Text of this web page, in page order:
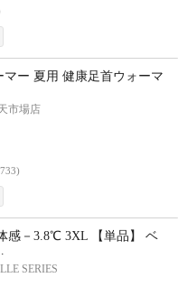
マー 夏用 健康足首ウォーマ
市場店
感－3.8℃ 3XL 【単品】 ベ
SERIES